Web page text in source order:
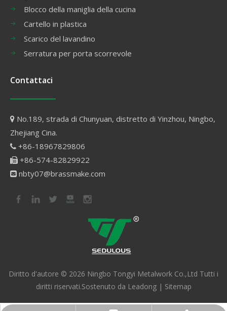
Blocco della maniglia della cucina
Cartello in plastica
Scarico del lavandino
Serratura per porta scorrevole
Contattaci
 No.189, strada di Chunyuan, distretto di Yinzhou, Ningbo,
Zhejiang Cina.
 +86-18967829806
 +86-574-82829922
 nbty07@brassmake.com
Diritto d'autore © 2026 Ningbo Tongyi Metalwork Co.,Ltd Tutti i
diritti riservati.Sostenuto da Leadong| Sitemap